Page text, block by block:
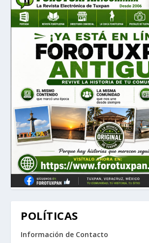
POLÍTICAS
Información de Contacto